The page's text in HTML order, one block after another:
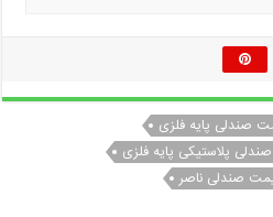
صندلی پایه فلزی
پلاستیکی پایه فلزی
صندلی ناصر